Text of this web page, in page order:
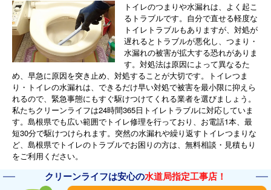
トイレのつまりや水漏れは、よく起こ
るトラブルです。自分で直せる軽度な
トイレトラブルもありますが、対処が
遅れるとトラブルが悪化し、つまり・
水漏れの被害が拡大する恐れがありま
す。対処法は原因によって異なるた
め、早急に原因を突き止め、対処することが大切です。トイレつま
り・トイレの水漏れは、できるだけ早い対処で被害を最小限に抑えら
れるので、緊急事態にもすぐ駆けつけてくれる業者を選びましょう。
私たちクリーンライフは24時間365日トイレトラブルに対応していま
す。島根県でも広い範囲でトイレ修理を行っており、お電話1本、最
短30分で駆けつけられます。突然の水漏れや繰り返すトイレつまりな
ど、島根県でトイレのトラブルでお困りの方は、無料相談・見積もり
をご利用ください。
クリーンライフは安心の水道局指定工事店！